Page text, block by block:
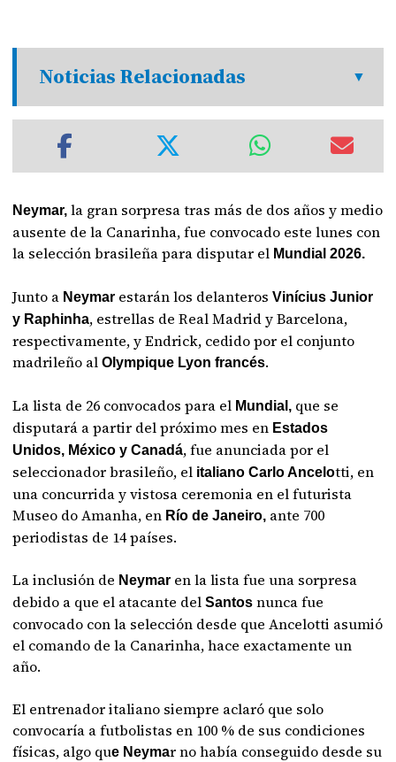
Noticias Relacionadas
Neymar, la gran sorpresa tras más de dos años y medio
ausente de la Canarinha, fue convocado este lunes con
la selección brasileña para disputar el Mundial 2026.
Junto a Neymar estarán los delanterosVinícius Junior
y Raphinha, estrellas de Real Madrid y Barcelona,
respectivamente, y Endrick, cedido por el conjunto
madrileño alOlympique Lyon francés.
La lista de 26 convocados para el Mundial, que se
disputará a partir del próximo mes en Estados
Unidos, México y Canadá, fue anunciada por el
seleccionador brasileño, el italiano Carlo Ancelotti, en
una concurrida y vistosa ceremonia en el futurista
Museo do Amanha, en Río de Janeiro, ante 700
periodistas de 14 países.
La inclusión de Neymar en la lista fue una sorpresa
debido a que el atacante delSantos nunca fue
convocado con la selección desde que Ancelotti asumió
el comando de la Canarinha, hace exactamente un
año.
El entrenador italiano siempre aclaró que solo
convocaría a futbolistas en 100 % de sus condiciones
físicas, algo que Neymar no había conseguido desde su